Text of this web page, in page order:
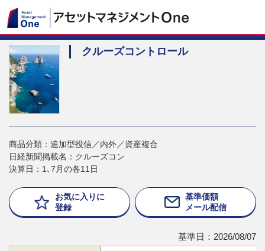
クルーズコントロール
商品分類：追加型投信／内外／資産複合
日経新聞掲載名：クルーズコン
決算日：1､7月の各11日
お気に入りに
登録
基準価額
メール配信
基準日：2026/08/07